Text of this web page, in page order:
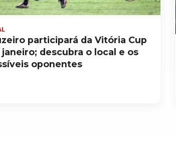
participará da Vitória Cup
janeiro; descubra o local e os
oponentes